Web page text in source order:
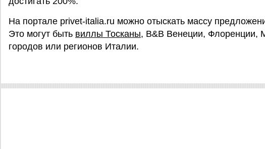
На портале privet-italia.ru можно отыскать массу
Это могут быть виллы Тосканы, B&B Венеции, Флоренции,
городов или регионов Италии.